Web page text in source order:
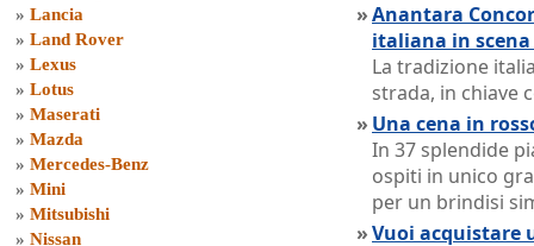
» Lancia
» Land Rover
» Lexus
» Lotus
» Maserati
» Mazda
» Mercedes-Benz
» Mini
» Mitsubishi
» Nissan
»Anantara
italiana in
La tradizione
strada, in chiave
» Una cena in
In 37 splendide
ospiti in unico
per un brindisi
»Vuoi acquistare